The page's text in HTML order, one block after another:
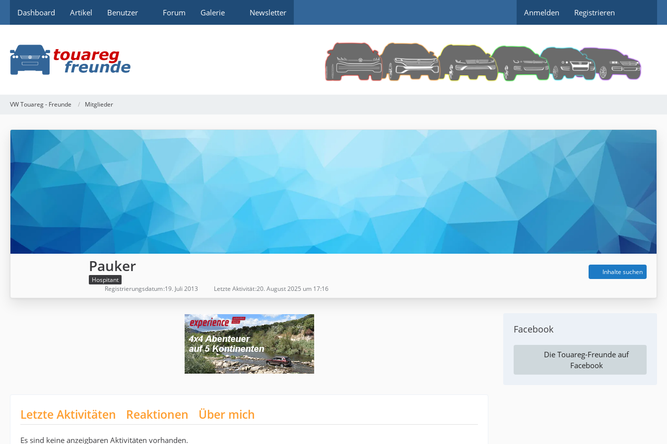
Dashboard Artikel Benutzer Forum Galerie Newsletter Anmelden Registrieren
VW Touareg - Freunde Mitglieder
Pauker
Hospitant
Inhalte suchen
Registrierungsdatum 19. Juli 2013 Letzte Aktivität 20. August 2025 um 17:16
Letzte Aktivitäten Reaktionen Über mich
Es sind keine anzeigbaren Aktivitäten vorhanden.
Facebook
Die Touareg-Freunde auf
Facebook